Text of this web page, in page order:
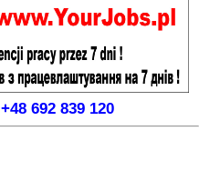
+48 692 839 120